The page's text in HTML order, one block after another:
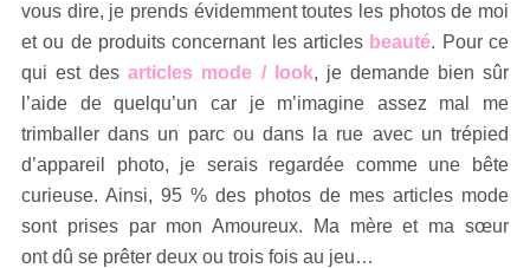
vous dire, je prends évidemment toutes les photos de moi
et ou de produits concernant les articles beauté. Pour ce
qui est desarticles mode / look, je demande bien sûr
l’aide de quelqu’un car je m’imagine assez mal me
trimballer dans un parc ou dans la rue avec un trépied
d’appareil photo, je serais regardée comme une bête
curieuse. Ainsi, 95 % des photos de mes articles mode
sont prises par mon Amoureux. Ma mère et ma sœur
ont dû se prêter deux ou trois fois au jeu…